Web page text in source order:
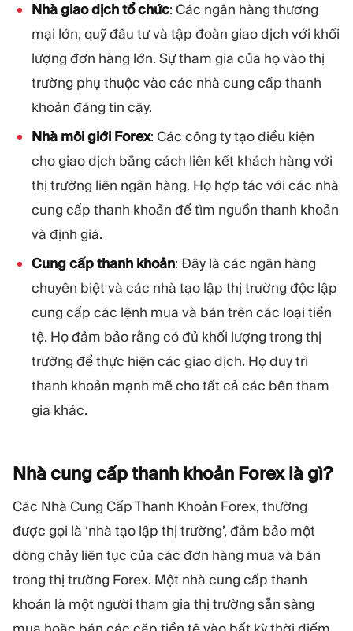
Nhà giao dịch tổ chức: Các ngân hàng thương
mại lớn, quỹ đầu tư và tập đoàn giao dịch với khối
lượng đơn hàng lớn. Sự tham gia của họ vào thị
trường phụ thuộc vào các nhà cung cấp thanh
khoản đáng tin cậy.
Nhà môi giới Forex: Các công ty tạo điều kiện
cho giao dịch bằng cách liên kết khách hàng với
thị trường liên ngân hàng. Họ hợp tác với các nhà
cung cấp thanh khoản để tìm nguồn thanh khoản
và định giá.
Cung cấp thanh khoản: Đây là các ngân hàng
chuyên biệt và các nhà tạo lập thị trường độc lập
cung cấp các lệnh mua và bán trên các loại tiền
tệ. Họ đảm bảo rằng có đủ khối lượng trong thị
trường để thực hiện các giao dịch. Họ duy trì
thanh khoản mạnh mẽ cho tất cả các bên tham
gia khác.
Nhà cung cấp thanh khoản Forex là gì?
Các Nhà Cung Cấp Thanh Khoản Forex, thường
được gọi là ‘nhà tạo lập thị trường’, đảm bảo một
dòng chảy liên tục của các đơn hàng mua và bán
trong thị trường Forex. Một nhà cung cấp thanh
khoản là một người tham gia thị trường sẵn sàng